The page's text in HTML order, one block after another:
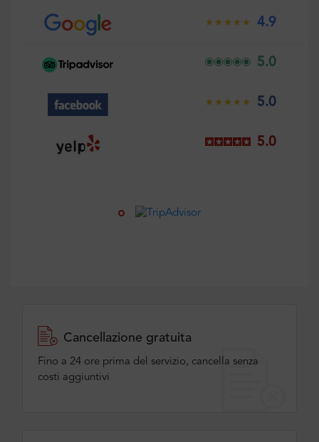
4.9
5.0
5.0
5.0
Cancellazione gratuita
Fino a 24 ore prima del servizio, cancella senza
costi aggiuntivi